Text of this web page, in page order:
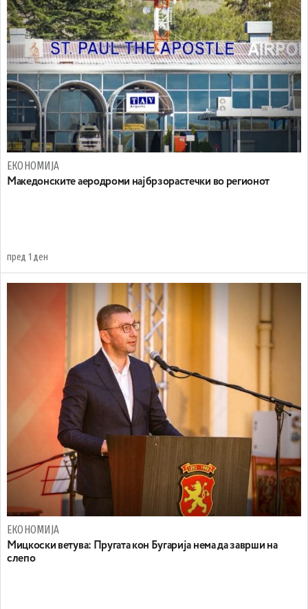
ЕКОНОМИЈА
Maкедонските аеродроми најбрзорастечки во регионот
пред 1 ден
ЕКОНОМИЈА
Mицкоски ветува: Пругата кон Бугарија нема да заврши на
слепо